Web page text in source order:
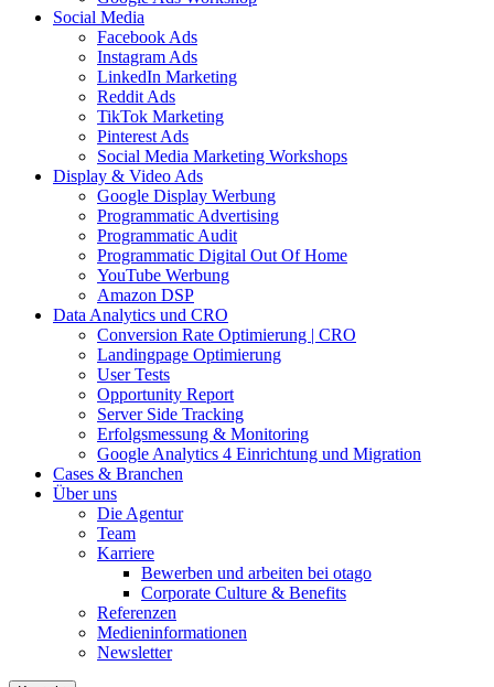
Social Media
Facebook Ads
Instagram Ads
LinkedIn Marketing
Reddit Ads
TikTok Marketing
Pinterest Ads
Social Media Marketing Workshops
Display & Video Ads
Google Display Werbung
Programmatic Advertising
Programmatic Audit
Programmatic Digital Out Of Home
YouTube Werbung
Amazon DSP
Data Analytics und CRO
Conversion Rate Optimierung | CRO
Landingpage Optimierung
User Tests
Opportunity Report
Server Side Tracking
Erfolgsmessung & Monitoring
Google Analytics 4 Einrichtung und Migration
Cases & Branchen
Über uns
Die Agentur
Team
Karriere
Bewerben und arbeiten bei otago
Corporate Culture & Benefits
Referenzen
Medieninformationen
Newsletter